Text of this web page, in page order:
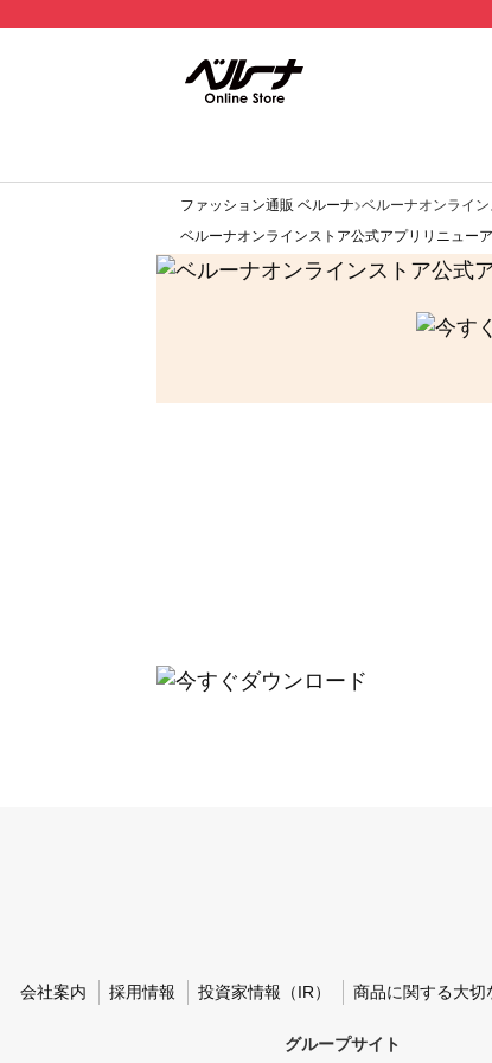
ファッション通販 ベルーナ ベルーナオンライ
ベルーナオンラインストア公式アプリリニュー
会社案内
採用情報 投資家情報（IR） 商品に関する大切
グループサイト